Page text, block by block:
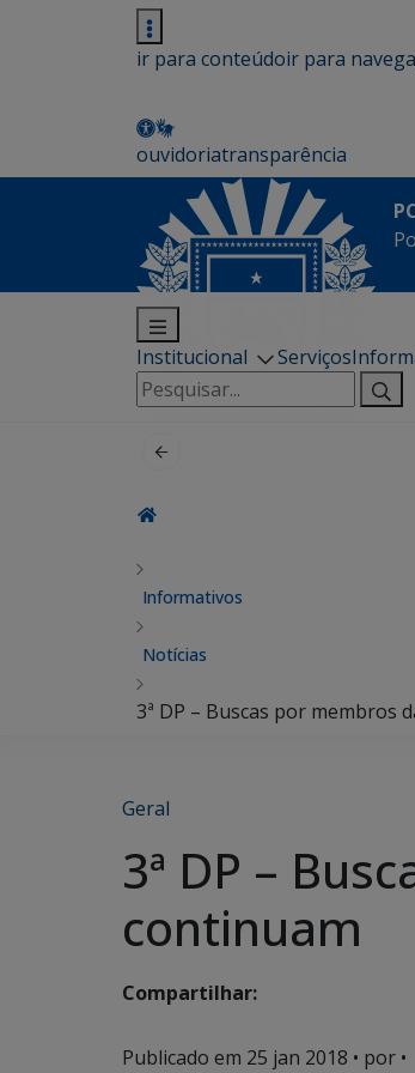
ir para conteúdoir para
ouvidoriatransparência
Institucional Serviços
Pesquisar
por:
Informativos
Notícias
3ª DP – Buscas por membros
Geral
3ª DP –
continuam
Compartilhar:
Publicado em 25 jan 2018 • por •